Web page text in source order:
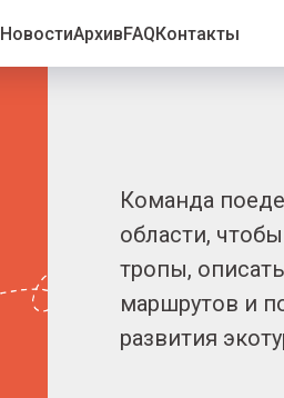
НовостиАрхивFAQКонтакты
Команда
области,
тропы,
маршрутов и
развития